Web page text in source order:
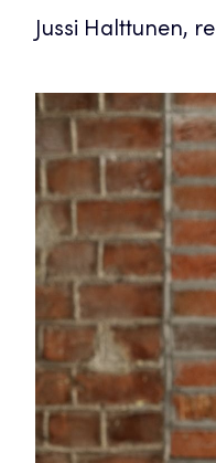
Jussi Halttunen,